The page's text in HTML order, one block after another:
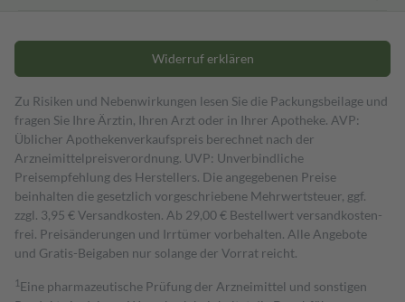
Widerruf erklären
Zu Risiken und Nebenwirkungen lesen Sie die Packungsbeilage und
fragen Sie Ihre Ärztin, Ihren Arzt oder in Ihrer Apotheke. AVP:
Üblicher Apothekenverkaufspreis berechnet nach der
Arzneimittelpreisverordnung. UVP: Unverbindliche
Preisempfehlung des Herstellers. Die angegebenen Preise
beinhalten die gesetzlich vorgeschriebene Mehrwertsteuer, ggf.
zzgl. 3,95 € Versandkosten. Ab 29,00 € Bestell­wert versand­kosten­
frei. Preisänderungen und Irrtümer vorbehalten. Alle Angebote
und Gratis-Beigaben nur solange der Vorrat reicht.
1 Eine pharmazeutische Prüfung der Arzneimittel und sonstigen